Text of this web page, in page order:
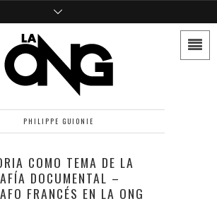
PHILIPPE GUIONIE
COMO TEMA DE LA
DOCUMENTAL –
FRANCÉS EN LA ONG